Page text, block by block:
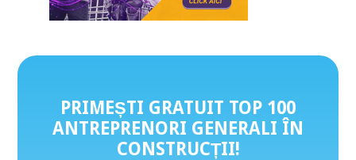
PRIMEȘTI GRATUIT TOP 100
ANTREPRENORI GENERALI ÎN
CONSTRUCȚII!